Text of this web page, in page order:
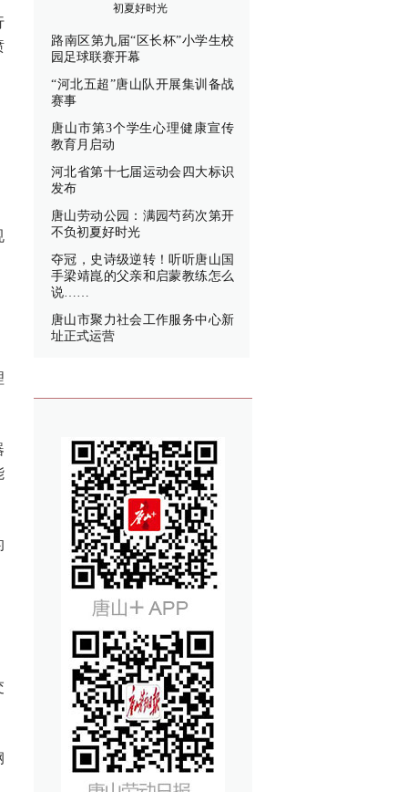
初夏好时光
路南区第九届“区长杯”小学生校
园足球联赛开幕
“河北五超”唐山队开展集训备战
赛事
唐山市第3个学生心理健康宣传
教育月启动
河北省第十七届运动会四大标识
发布
唐山劳动公园：满园芍药次第开
不负初夏好时光
夺冠，史诗级逆转！听听唐山国
手梁靖崑的父亲和启蒙教练怎么
说……
唐山市聚力社会工作服务中心新
址正式运营